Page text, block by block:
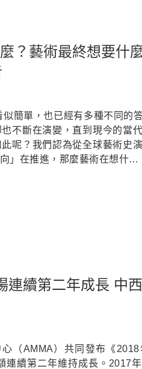
？藝術最終想要什
簡單，也已經有多種不同的
不斷在演變，直到現今的當
呢？我們認為從全球藝術史
」在推進，那麼藝術在想什…
連續第二年成長 中
（AMMA）共同發布《
連續第二年維持成長。2017